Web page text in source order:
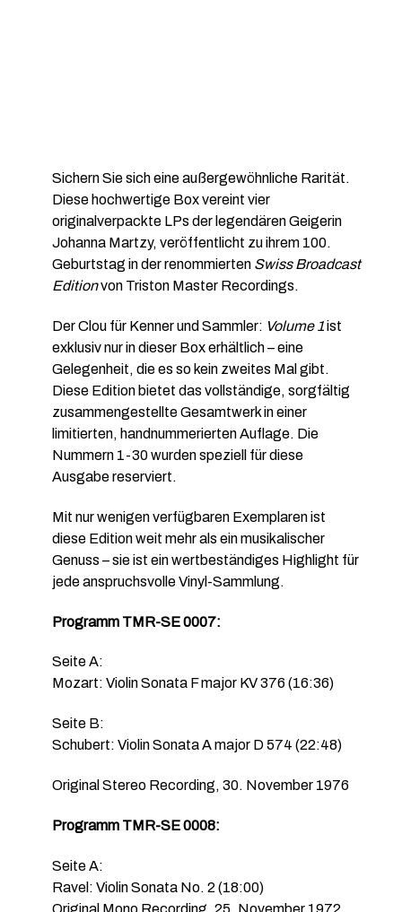
Sichern Sie sich eine außergewöhnliche Rarität.
Diese hochwertige Box vereint vier
originalverpackte LPs der legendären Geigerin
Johanna Martzy, veröffentlicht zu ihrem 100.
Geburtstag in der renommierten Swiss Broadcast
Editionvon Triston Master Recordings.
Der Clou für Kenner und Sammler: Volume 1ist
exklusiv nur in dieser Box erhältlich – eine
Gelegenheit, die es so kein zweites Mal gibt.
Diese Edition bietet das vollständige, sorgfältig
zusammengestellte Gesamtwerk in einer
limitierten, handnummerierten Auflage. Die
Nummern 1-30 wurden speziell für diese
Ausgabe reserviert.
Mit nur wenigen verfügbaren Exemplaren ist
diese Edition weit mehr als ein musikalischer
Genuss – sie ist ein wertbeständiges Highlight für
jede anspruchsvolle Vinyl-Sammlung.
Programm TMR-SE 0007:
Seite A:
Mozart: Violin Sonata F major KV 376 (16:36)
Seite B:
Schubert: Violin Sonata A major D 574 (22:48)
Original Stereo Recording, 30. November 1976
Programm TMR-SE 0008:
Seite A:
Ravel: Violin Sonata No. 2 (18:00)
Original Mono Recording, 25. November 1972